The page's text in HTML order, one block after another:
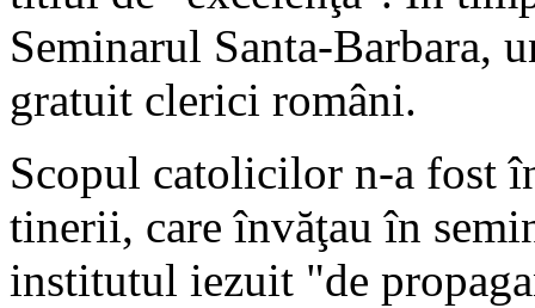
Seminarul Santa-Barbara,
gratuit clerici români.
Scopul catolicilor n-a fost
tinerii, care învăţau în
institutul iezuit "de